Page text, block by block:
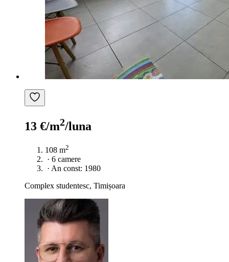
13 €/m2/luna
108 m2
· 6 camere
· An const: 1980
Complex studentesc, Timișoara